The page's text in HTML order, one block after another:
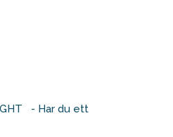
- Har du ett